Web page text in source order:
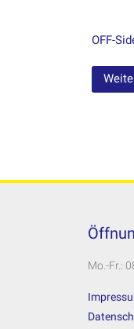
OFF-
Mo.-Fr.: